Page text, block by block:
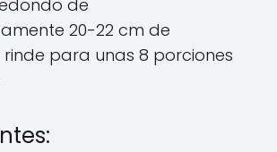
de
20-22 cm de
para unas 8 porciones